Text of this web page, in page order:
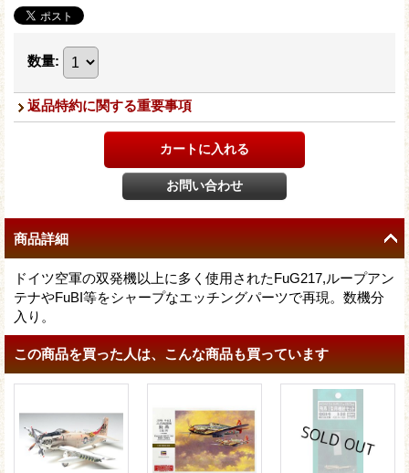
数量:
返品特約に関する重要事項
商品詳細
ドイツ空軍の双発機以上に多く使用されたFuG217,ループアン
テナやFuBI等をシャープなエッチングパーツで再現。数機分
入り。
この商品を買った人は、こんな商品も買っています